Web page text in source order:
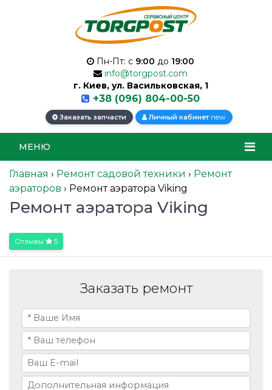
Пн-Пт: с 9:00 до 19:00
info@torgpost.com
г. Киев, ул. Васильковская, 1
+38 (096) 804-00-50
Заказать запчасти Личный кабинет new
МЕНЮ
Главная › Ремонт садовой техники › Ремонт
аэраторов › Ремонт аэратора Viking
Ремонт аэратора Viking
Отзывы 5
Заказать ремонт